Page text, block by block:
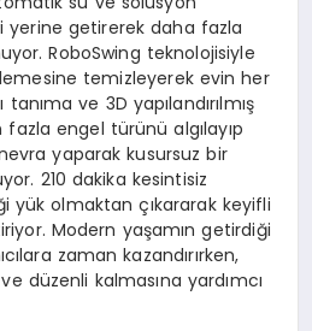
yerine getirerek daha fazla
RoboSwing teknolojisiyle
temizleyerek evin her
tanıma ve 3D yapılandırılmış
fazla engel türünü algılayıp
yaparak kusursuz bir
210 dakika kesintisiz
yük olmaktan çıkararak keyifli
Modern yaşamın getirdiği
zaman kazandırırken,
düzenli kalmasına yardımcı